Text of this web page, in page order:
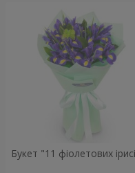
Букет "11 фіолетових